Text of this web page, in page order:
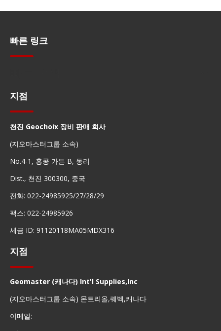
빠른 링크
지점
천진 Geochoix 장비 판매 회사
(지오마스터그룹 소속)
No.4-1, 홍콩 가든 B, 동리
Dist., 천진 300300, 중국
전화: 022-24985925/27/28/29
팩스: 022-24985926
세금 ID: 91120118MA05MDX316
지점
Geomaster (캐나다) Int'l Supplies,Inc
(지오마스터그룹 소속) 몬트리올,퀘벡,캐나다
이메일: